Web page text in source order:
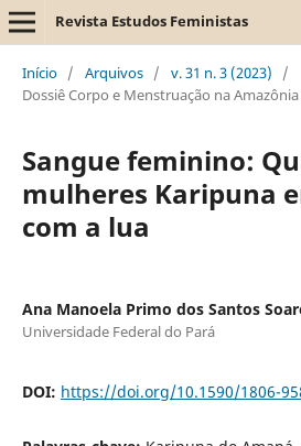
Revista Estudos Feministas
Início / Arquivos / v. 31 n. 3 (2023)
/
Dossiê Corpo e Menstruação na
Sangue feminino:
mulheres Karipuna
com a lua
Ana Manoela Primo dos Santos
Universidade Federal do Pará
DOI: https://doi.org/10.1590/1806-